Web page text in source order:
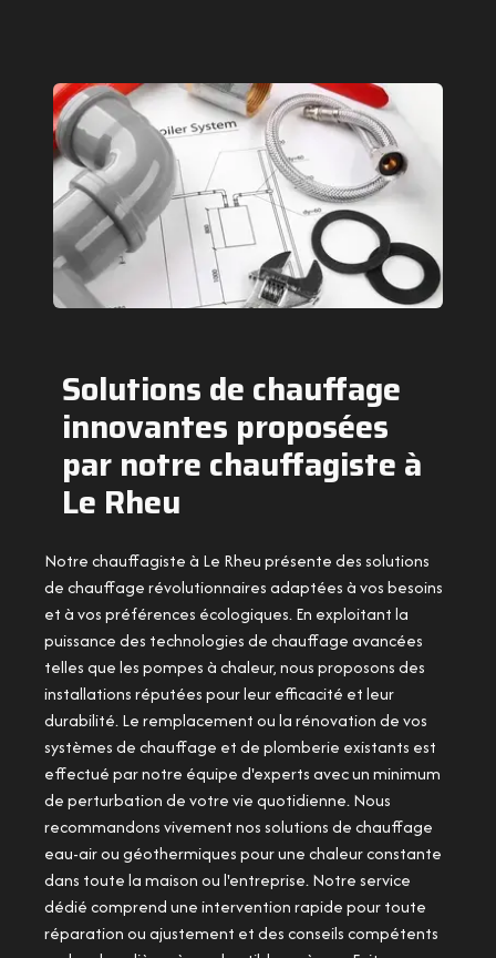
Solutions de chauffage
innovantes proposées
par notre chauffagiste à
Le Rheu
Notre chauffagiste à Le Rheu présente des solutions
de chauffage révolutionnaires adaptées à vos besoins
et à vos préférences écologiques. En exploitant la
puissance des technologies de chauffage avancées
telles que les pompes à chaleur, nous proposons des
installations réputées pour leur efficacité et leur
durabilité. Le remplacement ou la rénovation de vos
systèmes de chauffage et de plomberie existants est
effectué par notre équipe d'experts avec un minimum
de perturbation de votre vie quotidienne. Nous
recommandons vivement nos solutions de chauffage
eau-air ou géothermiques pour une chaleur constante
dans toute la maison ou l'entreprise. Notre service
dédié comprend une intervention rapide pour toute
réparation ou ajustement et des conseils compétents